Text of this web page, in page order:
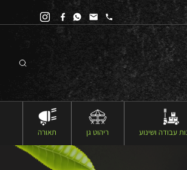
עבודה ושינוע ריהוט גן תאורה